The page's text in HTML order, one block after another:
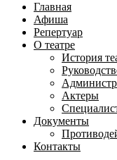
Главная
Афиша
Репертуар
О театре
История
Актеры
Документы
Контакты